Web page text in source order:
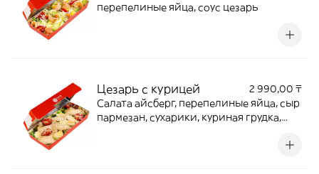
перепелиные яйца, соус цезарь
Цезарь с курицей
2 990,00 ₸
Салата айсберг, перепелиные яйца, сыр
пармезан, сухарики, куриная грудка,